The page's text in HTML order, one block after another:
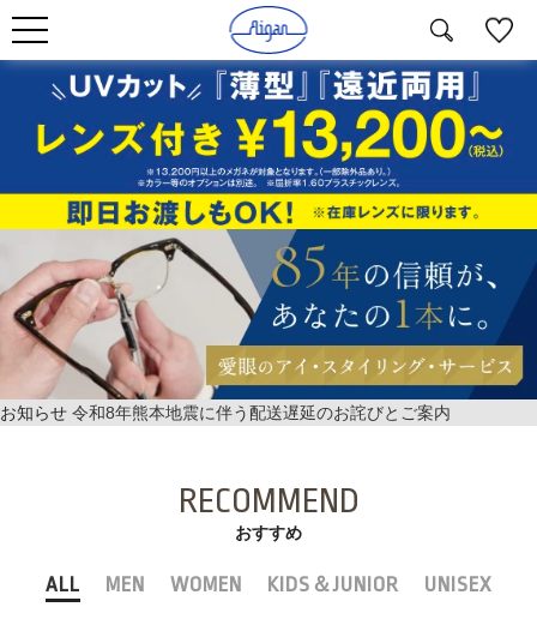
お知らせ 令和8年熊本地震に伴う配送遅延のお詫びとご案内
RECOMMEND
おすすめ
ALL MEN WOMEN KIDS＆JUNIOR UNISEX